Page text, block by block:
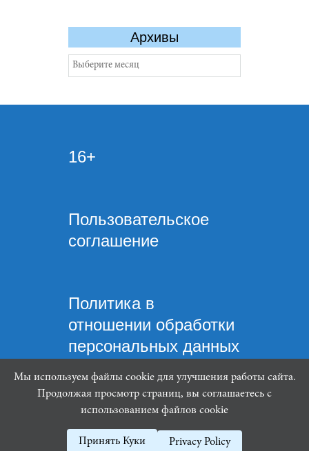
Архивы
Архивы
16+
Пользовательское
соглашение
Политика в
отношении обработки
персональных данных
Mindware Lab ©
Мы используем файлы cookie для улучшения работы сайта.
Продолжая просмотр страниц, вы соглашаетесь с
использованием файлов cookie
Принять Куки Privacy Policy